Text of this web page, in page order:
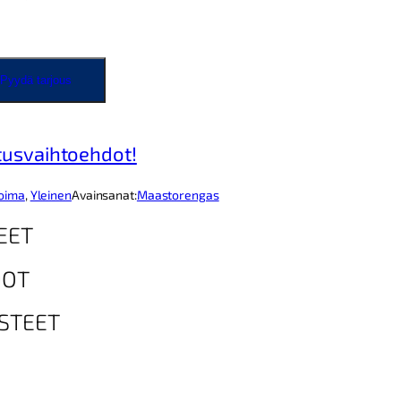
Pyydä tarjous
, YleinenAvainsanat:Maastorengas